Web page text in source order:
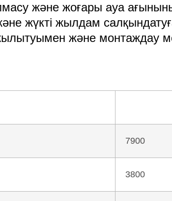
және жоғары ауа
жүкті жылдам
және монтаждау
7900
3800